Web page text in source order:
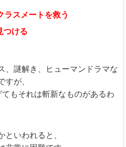
ラスメートを救う
つける
、謎解き、ヒューマンドラマな
すが、
もそれは斬新なものがあるわ
といわれると、